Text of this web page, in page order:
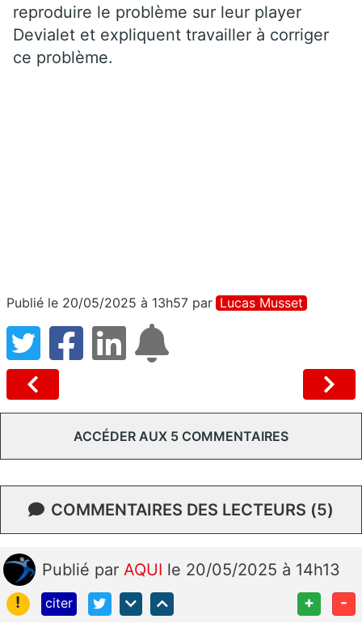
reproduire le problème sur leur player
Devialet et expliquent travailler à corriger
ce problème.
Publié le 20/05/2025 à 13h57 par Lucas Musset
ACCÉDER AUX 5 COMMENTAIRES
COMMENTAIRES DES LECTEURS (5)
Publié par AQUI le 20/05/2025 à 14h13
!
citer + -